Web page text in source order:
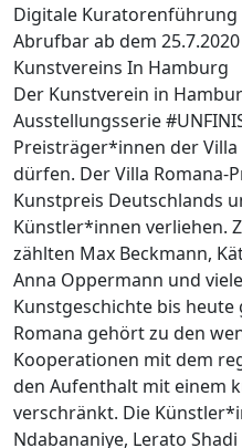
Digitale
Abrufbar ab dem
Kunstvereins In Hamburg
Der Kunstverein in
Ausstellungsserie
Preisträger*innen der
dürfen. Der Villa Romana-
Kunstpreis Deutschlands
Künstler*innen verliehen.
zählten Max Beckmann,
Anna Oppermann und
Kunstgeschichte bis heute
Romana gehört zu den
Kooperationen mit dem
den Aufenthalt mit einem
verschränkt. Die
Ndabananiye, Lerato